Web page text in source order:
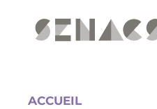
ACCUEILCoordination